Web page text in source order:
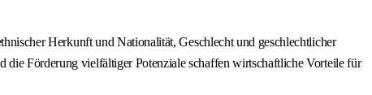
Herkunft und Nationalität, Geschlecht und geschlechtlicher
Förderung vielfältiger Potenziale schaffen wirtschaftliche Vorteile für